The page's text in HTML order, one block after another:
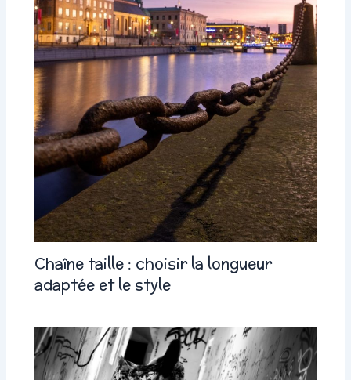
Chaîne taille : choisir la longueur
adaptée et le style